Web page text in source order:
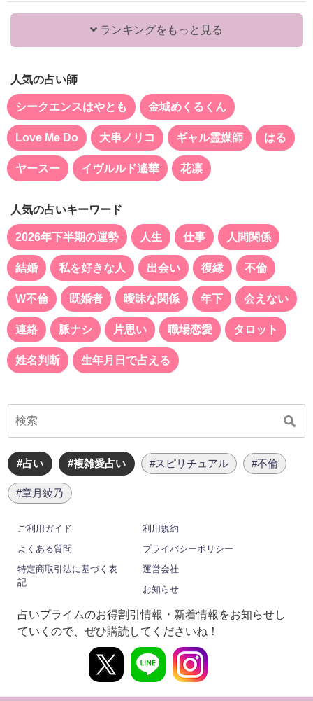
ランキングをもっと見る
人気の占い師
シークエンスはやとも 金城めくるくん
Love Me Do 大串ノリコ ギャル霊媒師 はる
ヤースー イヴルルド遙華 花凛
人気の占いキーワード
2026年下半期の運勢 人生 仕事 人間関係
結婚 私を好きな人 出会い 復縁 不倫
W不倫 既婚者 曖昧な関係 年下 会えない
連絡 脈ナシ 片思い 職場恋愛 タロット
姓名判断 生年月日で占える
#占い #複雑愛占い #スピリチュアル #不倫
#章月綾乃
ご利用ガイド
利用規約
よくある質問
プライバシーポリシー
特定商取引法に基づく表
記
運営会社
お知らせ
占いプライムのお得割引情報・新着情報をお知らせし
ていくので、ぜひ購読してくださいね！